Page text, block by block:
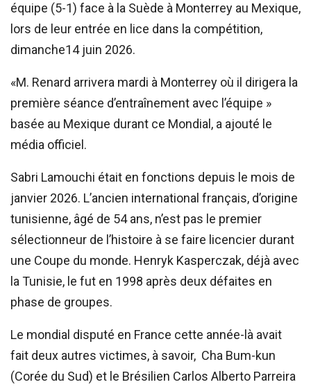
équipe (5-1) face à la Suède à Monterrey au Mexique,
lors de leur entrée en lice dans la compétition,
dimanche14 juin 2026.
«M. Renard arrivera mardi à Monterrey où il dirigera la
première séance d’entraînement avec l’équipe »
basée au Mexique durant ce Mondial, a ajouté le
média officiel.
Sabri Lamouchi était en fonctions depuis le mois de
janvier 2026. L’ancien international français, d’origine
tunisienne, âgé de 54 ans, n’est pas le premier
sélectionneur de l’histoire à se faire licencier durant
une Coupe du monde. Henryk Kasperczak, déjà avec
la Tunisie, le fut en 1998 après deux défaites en
phase de groupes.
Le mondial disputé en France cette année-là avait
fait deux autres victimes, à savoir, Cha Bum-kun
(Corée du Sud) et le Brésilien Carlos Alberto Parreira